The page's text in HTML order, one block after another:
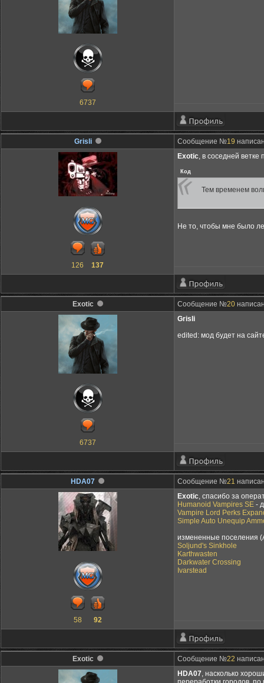
6737
Grisli Сообщение №19
126 137
Exotic, в соседней
Код
Тем временем
Не то, чтобы мне было
Exotic Сообщение №20
6737
Grisli
edited: мод будет на
HDA07 Сообщение №21
58 92
Exotic, спасибо за
Humanoid Vampires SE -
Vampire Lord Perks
Simple Auto Unequip
измененные поселения
Soljund's Sinkhole
Karthwasten
Darkwater Crossing
Ivarstead
Exotic Сообщение №22
HDA07, насколько